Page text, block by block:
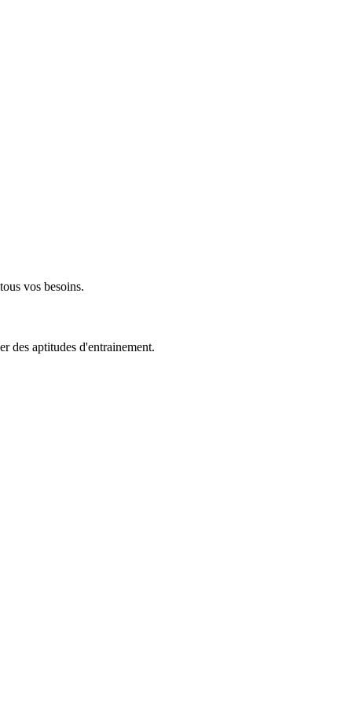
vos besoins.
des aptitudes d'entrainement.